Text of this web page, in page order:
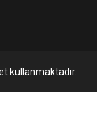
kullanmaktadır.